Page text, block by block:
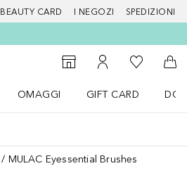
BEAUTY CARD I NEGOZI SPEDIZIONI
StorefinderAl Mio Account
Alla Mia
Al
OMAGGI
GIFT CARD
MULAC Eyessential Brushes